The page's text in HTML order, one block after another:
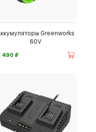
Greenworks
60V
490 ⃏